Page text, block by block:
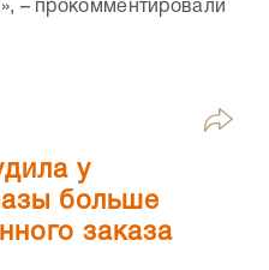
– прокомментировали
у
больше
заказа